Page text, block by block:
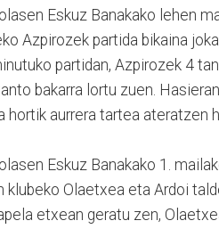
Eskuz Banakako lehen
Azpirozek partida bikaina
partidan, Azpirozek 4
bakarra lortu zuen.
hortik aurrera tartea ateratzen
Eskuz Banakako 1.
klubeko Olaetxea eta Ardoi
etxean geratu zen,